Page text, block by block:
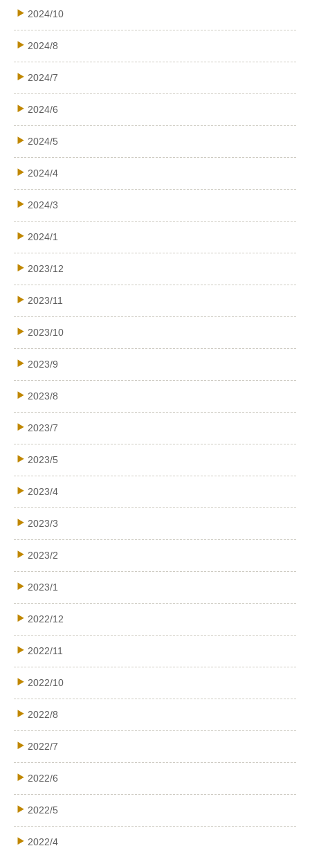
2024/10
2024/8
2024/7
2024/6
2024/5
2024/4
2024/3
2024/1
2023/12
2023/11
2023/10
2023/9
2023/8
2023/7
2023/5
2023/4
2023/3
2023/2
2023/1
2022/12
2022/11
2022/10
2022/8
2022/7
2022/6
2022/5
2022/4